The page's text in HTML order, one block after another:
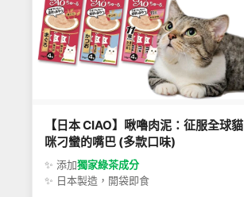
【日本 CIAO】啾嚕肉泥：征服全球貓
咪刁蠻的嘴巴 (多款口味)
✨ 添加獨家綠茶成分
✨ 日本製造，開袋即食